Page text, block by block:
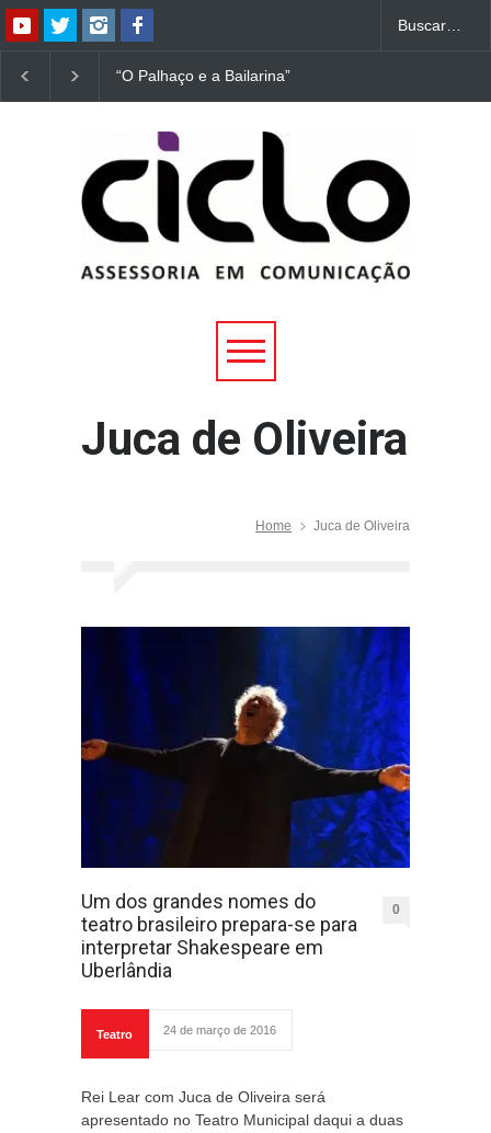
“O Palhaço e a Bailarina”
estreia hoje (1º) em
Uberlândia
Uberlândia
Juca de Oliveira
Home Juca de Oliveira
Um dos grandes nomes do
teatro brasileiro prepara-se para
interpretar Shakespeare em
Uberlândia
0
Teatro 24 de março de 2016
Rei Lear com Juca de Oliveira será
apresentado no Teatro Municipal daqui a duas